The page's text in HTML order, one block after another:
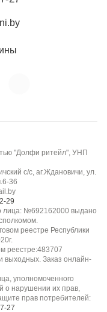
"Долфи ритейл", УНП
с/с, аг.Ждановичи, ул.
36
29
лица: №692162000 выдано
реестре Республики
реестре:483707
выходных. Заказ онлайн-
уполномоченного
о нарушении их прав,
прав потребителей:
27